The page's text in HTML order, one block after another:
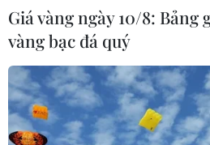
Giá vàng ngày 10/8: Bảng
vàng bạc đá quý